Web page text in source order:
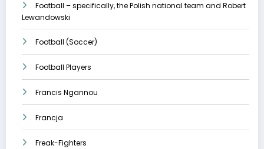
Football – specifically, the Polish national team and Robert
Lewandowski
Football (Soccer)
Football Players
Francis Ngannou
Francja
Freak-Fighters